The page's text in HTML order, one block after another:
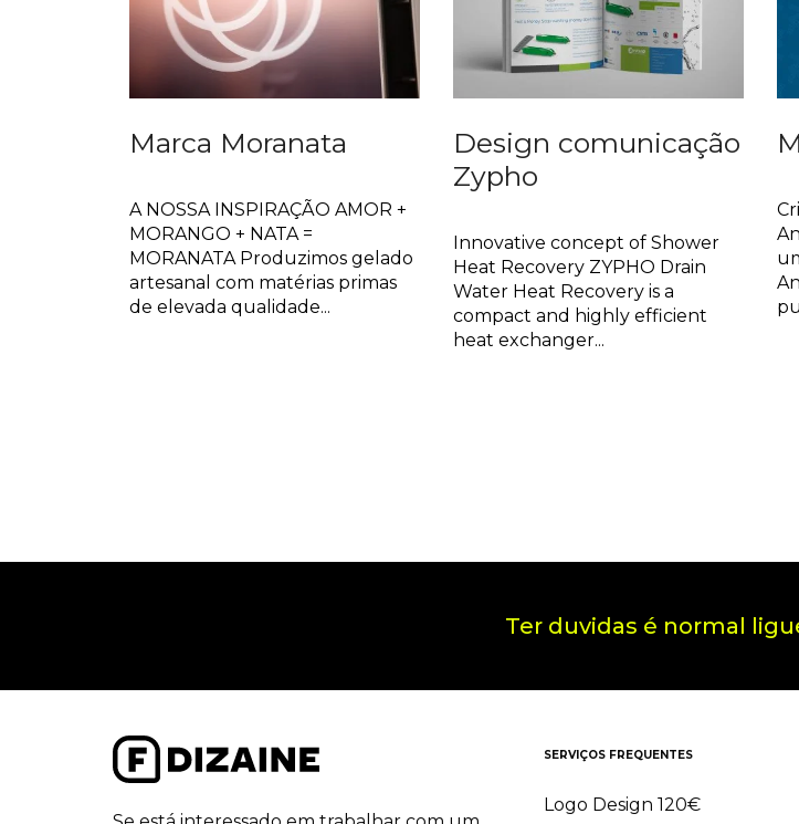
Marca Moranata
A NOSSA INSPIRAÇÃO AMOR +
MORANGO + NATA =
MORANATA Produzimos gelado
artesanal com matérias primas
de elevada qualidade...
Design comunicação
Zypho
Innovative concept of Shower
Heat Recovery ZYPHO Drain
Water Heat Recovery is a
compact and highly efficient
heat exchanger...
Ter duvidas é normal
SERVIÇOS FREQUENTES
Logo Design 120€